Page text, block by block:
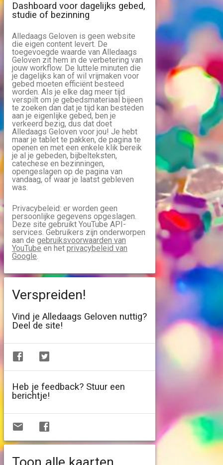
Dashboard voor dagelijks gebed,
studie of bezinning
Alledaags Geloven is geen website
die eigen content levert. De
toegevoegde waarde van Alledaags
Geloven zit hem in de verbetering van
jouw workflow. De luttele minuten die
je dagelijks kan of wil vrijmaken voor
gebed moeten efficiënt besteed
worden. Als je elke dag meer tijd
verspilt om je gebedsmateriaal bijeen
te zoeken dan dat je tijd kan besteden
aan je eigenlijke gebed, ben je
verkeerd bezig, dus dat doet
Alledaags Geloven voor jou! Je hebt
maar je tablet te pakken, de pagina te
openen en met een enkele klik bereik
je al je gebeden, bijbelteksten,
catechese en bezinningen,
opengeslagen op de pagina van
vandaag, of waar je laatst gebleven
was.
Privacybeleid: er worden geen
persoonlijke gegevens opgeslagen.
Deze site gebruikt YouTube API-
services. Gebruikers zijn onderworpen
aan de gebruiksvoorwaarden van
YouTube en het privacybeleid van
Google.
Verspreiden!
Vind je Alledaags Geloven nuttig?
Deel de site!
Heb je feedback? Stuur een
berichtje!